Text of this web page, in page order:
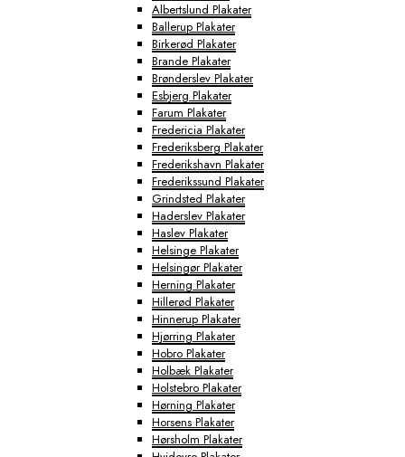
Albertslund Plakater
Ballerup Plakater
Birkerød Plakater
Brande Plakater
Brønderslev Plakater
Esbjerg Plakater
Farum Plakater
Fredericia Plakater
Frederiksberg Plakater
Frederikshavn Plakater
Frederikssund Plakater
Grindsted Plakater
Haderslev Plakater
Haslev Plakater
Helsinge Plakater
Helsingør Plakater
Herning Plakater
Hillerød Plakater
Hinnerup Plakater
Hjørring Plakater
Hobro Plakater
Holbæk Plakater
Holstebro Plakater
Hørning Plakater
Horsens Plakater
Hørsholm Plakater